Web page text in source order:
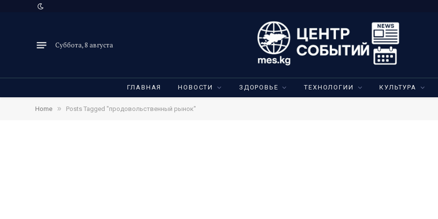
Суббота, 8 августа
ГЛАВНАЯ НОВОСТИ ЗДОРОВЬЕ ТЕХНОЛОГИИ КУЛЬТУРА
Home » Posts Tagged "продовольственный рынок"